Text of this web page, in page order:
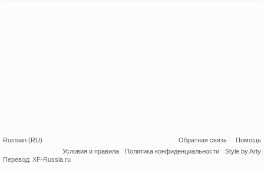
Russian (RU) Обратная связь
Помощь
Условия и правила
Политика конфиденциальности
Style by Arty
Перевод: XF-Russia.ru